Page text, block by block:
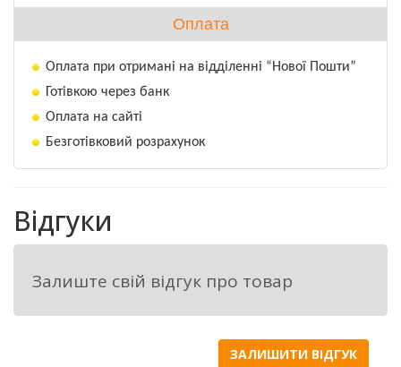
Прометрин діюча речовина групи
симетричні триазини (сим – триазини).
Під впливом діючих речовин даної групи у
чутливих рослин зупиняється ріст, листки
стають хлоротичними через руйнування
хлоропластів і гальмування фотосинтезу,
пригнічується фотоліз води і реакція
Хілла, порушується нециклічне
гальмується утворення АТФ і відновлення
НАДФ.
Оплата
Оплата при отримані на відділенні “Нової Пошти”
Готівкою через банк
Оплата на сайті
Безготівковий розрахунок
Відгуки
Залиште свій відгук про товар
ЗАЛИШИТИ ВІДГУК